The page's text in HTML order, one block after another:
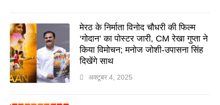
मेरठ के निर्माता विनोद चौधरी की फिल्म
‘गोदान’ का पोस्टर जारी, CM रेखा गुप्ता ने
किया विमोचन; मनोज जोशी-उपासना सिंह
दिखेंगे साथ
अक्टूबर 4, 2025